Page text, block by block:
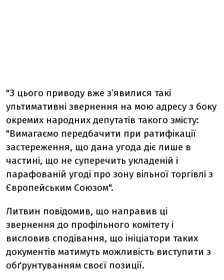
"З цього приводу вже з’явилися такі
ультимативні звернення на мою адресу з боку
окремих народних депутатів такого змісту:
"Вимагаємо передбачити при ратифікації
застереження, що дана угода діє лише в
частині, що не суперечить укладеній і
парафованій угоді про зону вільної торгівлі з
Європейським Союзом".
Литвин повідомив, що направив ці
звернення до профільного комітету і
висловив сподівання, що ініціатори таких
документів матимуть можливість виступити з
обґрунтуванням своєї позиції.